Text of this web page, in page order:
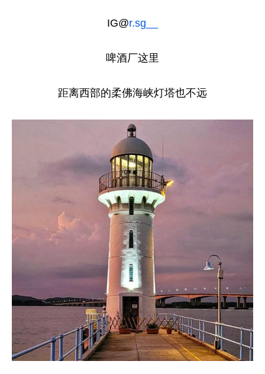
IG@r.sg__
啤酒厂这里
距离西部的柔佛海峡灯塔也不远